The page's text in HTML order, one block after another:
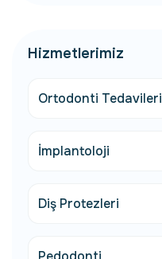
Hizmetlerimiz
Ortodonti Tedavileri
İmplantoloji
Diş Protezleri